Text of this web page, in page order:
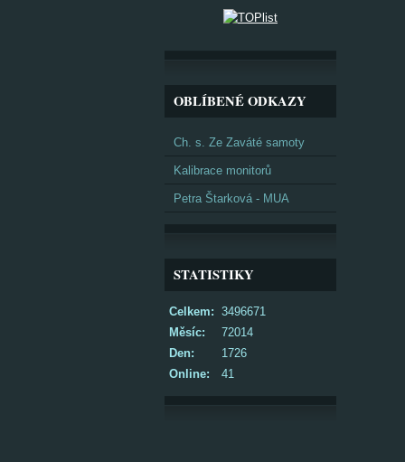
OBLÍBENÉ ODKAZY
Ch. s. Ze Zaváté samoty
Kalibrace monitorů
Petra Štarková - MUA
STATISTIKY
Online: 41
Celkem: 3496671
Měsíc:
72014
Den:
1726